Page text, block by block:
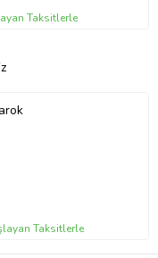
Taksitlerle
Taksitlerle